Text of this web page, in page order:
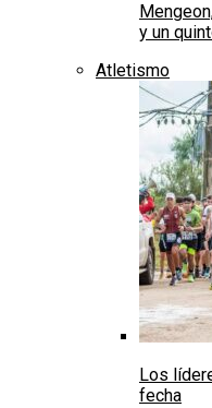
y un
Atletismo
Los
fecha